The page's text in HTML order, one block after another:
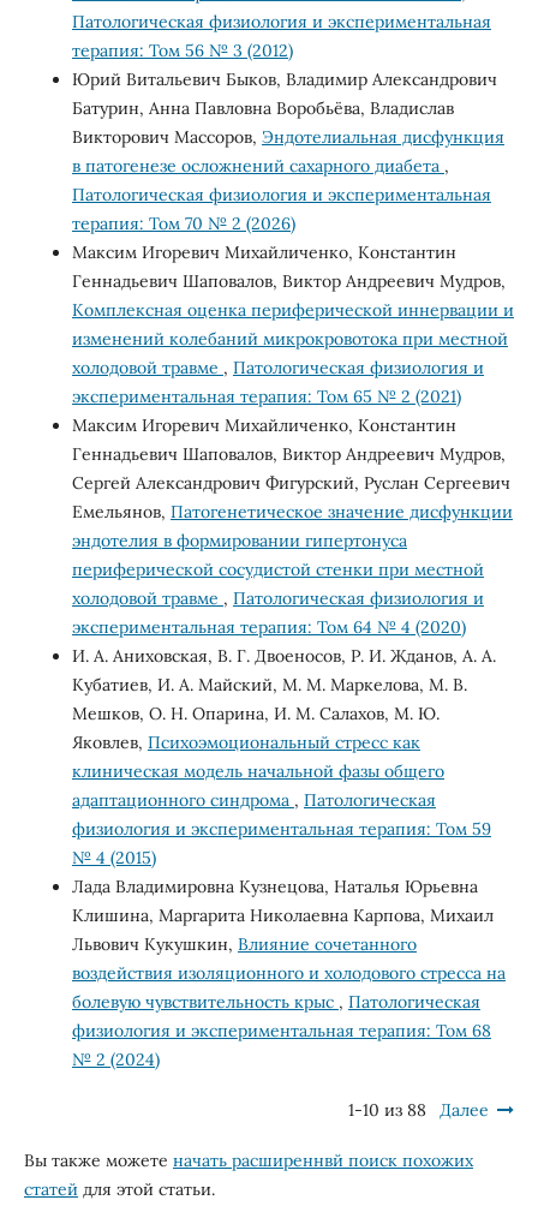
Патологическая физиология и экспериментальная
терапия: Том 56 № 3 (2012)
Юрий Витальевич Быков, Владимир Александрович
Батурин, Анна Павловна Воробьёва, Владислав
Викторович Массоров, Эндотелиальная дисфункция
в патогенезе осложнений сахарного диабета ,
Патологическая физиология и экспериментальная
терапия: Том 70 № 2 (2026)
Максим Игоревич Михайличенко, Константин
Геннадьевич Шаповалов, Виктор Андреевич Мудров,
Комплексная оценка периферической иннервации и
изменений колебаний микрокровотока при местной
холодовой травме , Патологическая физиология и
экспериментальная терапия: Том 65 № 2 (2021)
Максим Игоревич Михайличенко, Константин
Геннадьевич Шаповалов, Виктор Андреевич Мудров,
Сергей Александрович Фигурский, Руслан Сергеевич
Емельянов, Патогенетическое значение дисфункции
эндотелия в формировании гипертонуса
периферической сосудистой стенки при местной
холодовой травме , Патологическая физиология и
экспериментальная терапия: Том 64 № 4 (2020)
И. А. Аниховская, В. Г. Двоеносов, Р. И. Жданов, А. А.
Кубатиев, И. А. Майский, М. М. Маркелова, М. В.
Мешков, О. Н. Опарина, И. М. Салахов, М. Ю.
Яковлев, Психоэмоциональный стресс как
клиническая модель начальной фазы общего
адаптационного синдрома , Патологическая
физиология и экспериментальная терапия: Том 59
№ 4 (2015)
Лада Владимировна Кузнецова, Наталья Юрьевна
Клишина, Маргарита Николаевна Карпова, Михаил
Львович Кукушкин, Влияние сочетанного
воздействия изоляционного и холодового стресса на
болевую чувствительность крыс , Патологическая
физиология и экспериментальная терапия: Том 68
№ 2 (2024)
1-10 из 88 Далее
Вы также можете начать расширеннвй поиск похожих
статей для этой статьи.